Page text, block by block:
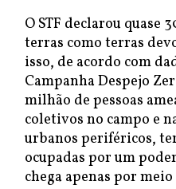
O STF declarou quase
terras como terras
isso, de acordo com
Campanha Despejo
milhão de pessoas
coletivos no campo e
urbanos periféricos,
ocupadas por um
chega apenas por